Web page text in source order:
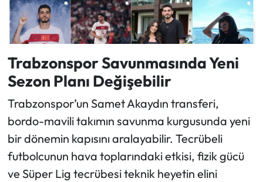
Trabzonspor Savunmasında Yeni
Sezon Planı Değişebilir
Trabzonspor’un Samet Akaydın transferi,
bordo-mavili takımın savunma kurgusunda yeni
bir dönemin kapısını aralayabilir. Tecrübeli
futbolcunun hava toplarındaki etkisi, fizik gücü
ve Süper Lig tecrübesi teknik heyetin elini